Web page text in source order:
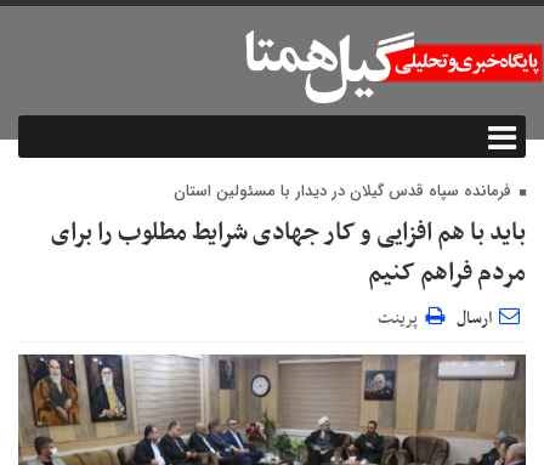
فرمانده سپاه قدس گیلان در دیدار با مسئولین استان
باید با هم افزایی و کار جهادی شرایط مطلوب را برای
مردم فراهم کنیم
ارسال پرینت